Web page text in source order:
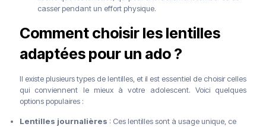
casser pendant un effort physique.
Comment choisir les lentilles
adaptées pour un ado ?
Il existe plusieurs types de lentilles, et il est essentiel de choisir celles
qui conviennent le mieux à votre adolescent. Voici quelques
options populaires :
Lentilles journalières : Ces lentilles sont à usage unique, ce